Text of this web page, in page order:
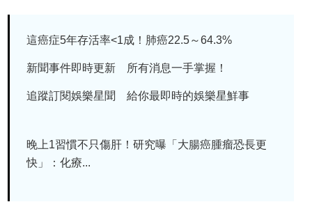
這癌症5年存活率<1成！肺癌22.5～64.3%
新聞事件即時更新 所有消息一手掌握！
追蹤訂閱娛樂星聞 給你最即時的娛樂星鮮事
晚上1習慣不只傷肝！研究曝「大腸癌腫瘤恐長更
快」：化療...